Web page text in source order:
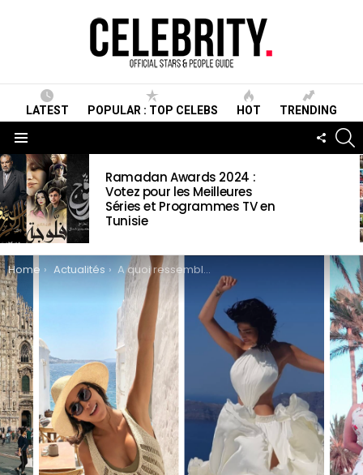
LATEST POPULAR : TOP CELEBS HOT TRENDING
LATEST
STORIES
Ramadan Awards 2024 :
Votez pour les Meilleures
Séries et Programmes TV en
Tunisie
You are here:
Home Actualités A quoi ressemblent les vacances des stars tunisiens ?